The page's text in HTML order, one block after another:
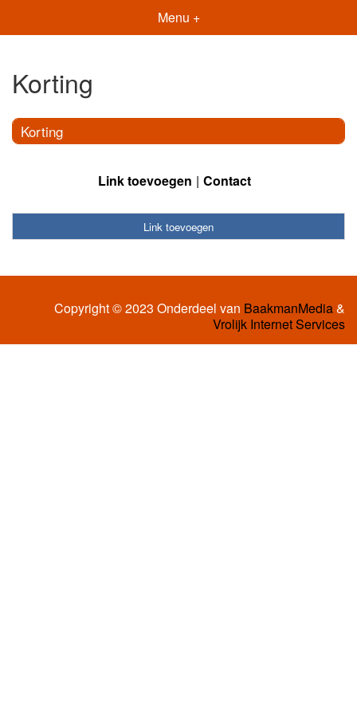
Menu +
Korting
Korting
Link toevoegen Contact
Link toevoegen
Copyright © 2023 Onderdeel van BaakmanMedia&
Vrolijk Internet Services